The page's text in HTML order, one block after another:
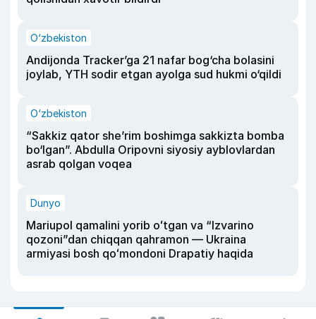
O‘zbekiston
Andijonda Tracker’ga 21 nafar bog‘cha bolasini
joylab, YTH sodir etgan ayolga sud hukmi o‘qildi
O‘zbekiston
“Sakkiz qator she’rim boshimga sakkizta bomba
bo‘lgan”. Abdulla Oripovni siyosiy ayblovlardan
asrab qolgan voqea
Dunyo
Mariupol qamalini yorib oʻtgan va “Izvarino
qozoni”dan chiqqan qahramon — Ukraina
armiyasi bosh qoʻmondoni Drapatiy haqida